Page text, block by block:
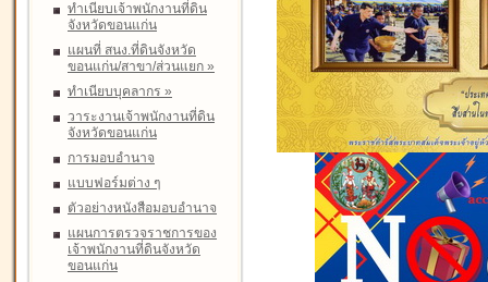
ทำเนียบเจ้าพนักงานที่ดิน
จังหวัดขอนแก่น
แผนที่ สนง.ที่ดินจังหวัด
ขอนแก่น/สาขา/ส่วนแยก »
ทำเนียบบุคลากร »
วาระงานเจ้าพนักงานที่ดิน
จังหวัดขอนแก่น
การมอบอำนาจ
แบบฟอร์มต่าง ๆ
ตัวอย่างหนังสือมอบอำนาจ
แผนการตรวจราชการของ
เจ้าพนักงานที่ดินจังหวัด
ขอนแก่น